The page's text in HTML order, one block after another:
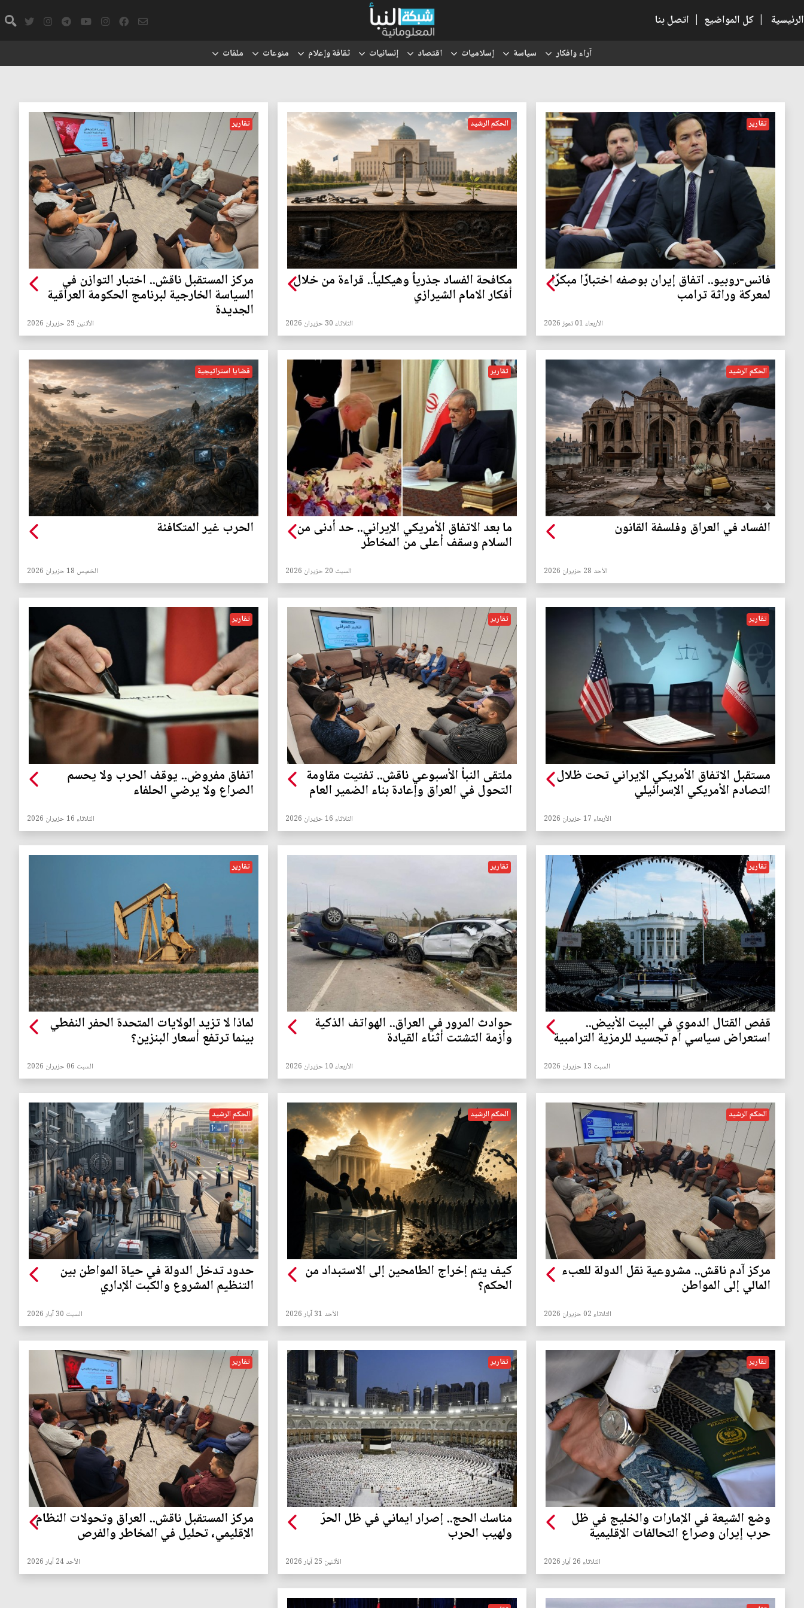
الرئيسية | كل المواضيع | اتصل بنا
آراء وافكار سياسة إسلاميات اقتصاد إنسانيات ثقافة وإعلام منوعات ملفات
تقارير
فانس-روبيو.. اتفاق إيران بوصفه اختبارًا مبكرًا
لمعركة وراثة ترامب
الأربعاء 01 تموز 2026
الحكم الرشيد
مكافحة الفساد جذرياً وهيكلياً.. قراءة من خلال
أفكار الامام الشيرازي
الثلاثاء 30 حزيران 2026
تقارير
مركز المستقبل ناقش.. اختبار التوازن في
السياسة الخارجية لبرنامج الحكومة العراقية
الجديدة
الأثنين 29 حزيران 2026
الحكم الرشيد
الفساد في العراق وفلسفة القانون
الأحد 28 حزيران 2026
تقارير
ما بعد الاتفاق الأمريكي الإيراني.. حد أدنى من
السلام وسقف أعلى من المخاطر
السبت 20 حزيران 2026
قضايا استراتيجية
الحرب غير المتكافئة
الخميس 18 حزيران 2026
تقارير
مستقبل الاتفاق الأمريكي الإيراني تحت ظلال
التصادم الأمريكي الإسرائيلي
الأربعاء 17 حزيران 2026
تقارير
ملتقى النبأ الأسبوعي ناقش.. تفتيت مقاومة
التحول في العراق وإعادة بناء الضمير العام
الثلاثاء 16 حزيران 2026
تقارير
اتفاق مفروض.. يوقف الحرب ولا يحسم
الصراع ولا يرضي الحلفاء
الثلاثاء 16 حزيران 2026
تقارير
قفص القتال الدموي في البيت الأبيض..
استعراض سياسي ام تجسيد للرمزية الترامبية
السبت 13 حزيران 2026
تقارير
حوادث المرور في العراق.. الهواتف الذكية
وأزمة التشتت أثناء القيادة
الأربعاء 10 حزيران 2026
تقارير
لماذا لا تزيد الولايات المتحدة الحفر النفطي
بينما ترتفع أسعار البنزين؟
السبت 06 حزيران 2026
الحكم الرشيد
مركز آدم ناقش.. مشروعية نقل الدولة للعبء
المالي إلى المواطن
الثلاثاء 02 حزيران 2026
الحكم الرشيد
كيف يتم إخراج الطامحين إلى الاستبداد من
الحكم؟
الأحد 31 آيار 2026
الحكم الرشيد
حدود تدخل الدولة في حياة المواطن بين
التنظيم المشروع والكبت الإداري
السبت 30 آيار 2026
تقارير
وضع الشيعة في الإمارات والخليج في ظل
حرب إيران وصراع التحالفات الإقليمية
الثلاثاء 26 آيار 2026
تقارير
مناسك الحج.. إصرار ايماني في ظل الحرّ
ولهيب الحرب
الأثنين 25 آيار 2026
تقارير
مركز المستقبل ناقش.. العراق وتحولات النظام
الإقليمي، تحليل في المخاطر والفرص
الأحد 24 آيار 2026